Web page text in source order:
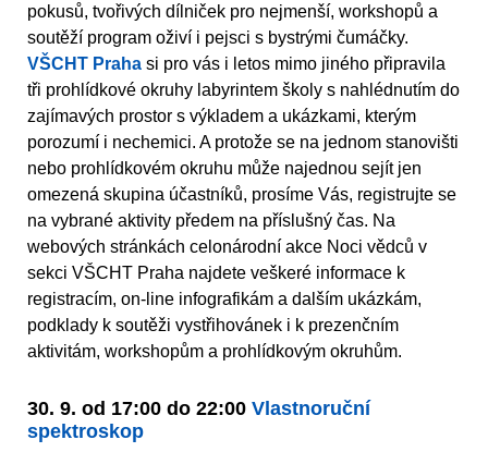
pokusů, tvořivých dílniček pro nejmenší, workshopů a
soutěží program oživí i pejsci s bystrými čumáčky.
VŠCHT Praha si pro vás i letos mimo jiného připravila
tři prohlídkové okruhy labyrintem školy s nahlédnutím do
zajímavých prostor s výkladem a ukázkami, kterým
porozumí i nechemici. A protože se na jednom stanovišti
nebo prohlídkovém okruhu může najednou sejít jen
omezená skupina účastníků, prosíme Vás, registrujte se
na vybrané aktivity předem na příslušný čas. Na
webových stránkách celonárodní akce Noci vědců v
sekci VŠCHT Praha najdete veškeré informace k
registracím, on-line infografikám a dalším ukázkám,
podklady k soutěži vystřihovánek i k prezenčním
aktivitám, workshopům a prohlídkovým okruhům.
30. 9. od 17:00 do 22:00 Vlastnoruční
spektroskop